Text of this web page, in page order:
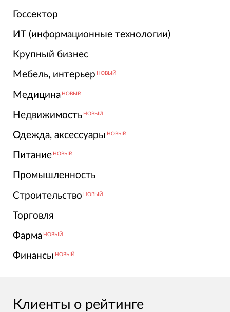
Госсектор
ИТ (информационные технологии)
Крупный бизнес
Мебель, интерьер НОВЫЙ
Медицина НОВЫЙ
Недвижимость НОВЫЙ
Одежда, аксессуары НОВЫЙ
Питание НОВЫЙ
Промышленность
Строительство НОВЫЙ
Торговля
Фарма НОВЫЙ
Финансы НОВЫЙ
Клиенты о рейтинге